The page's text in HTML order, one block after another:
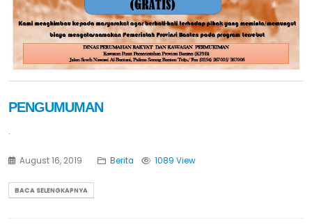
PENGUMUMAN
.
August 16, 2019 Berita 1089 View
BACA SELENGKAPNYA